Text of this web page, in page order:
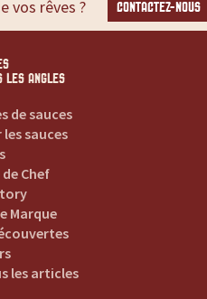
vos rêves ? CONTACTEZ-NOUS
LES ANGLES
de sauces
les sauces
Chef
Marque
les articles